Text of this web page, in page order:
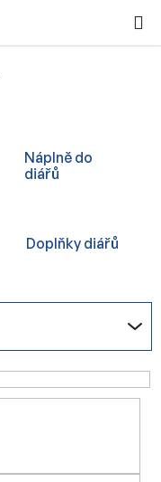
KOŠÍK
Náplně do
diářů
Doplňky diářů